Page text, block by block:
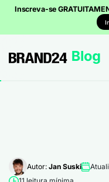
Inscreva-se
Autor: Jan Suski